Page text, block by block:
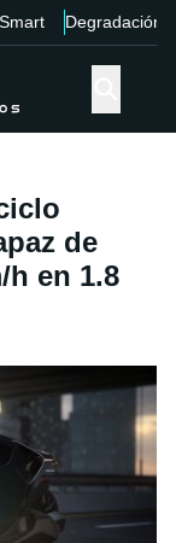
Smart Degradación
de
h en 1.8